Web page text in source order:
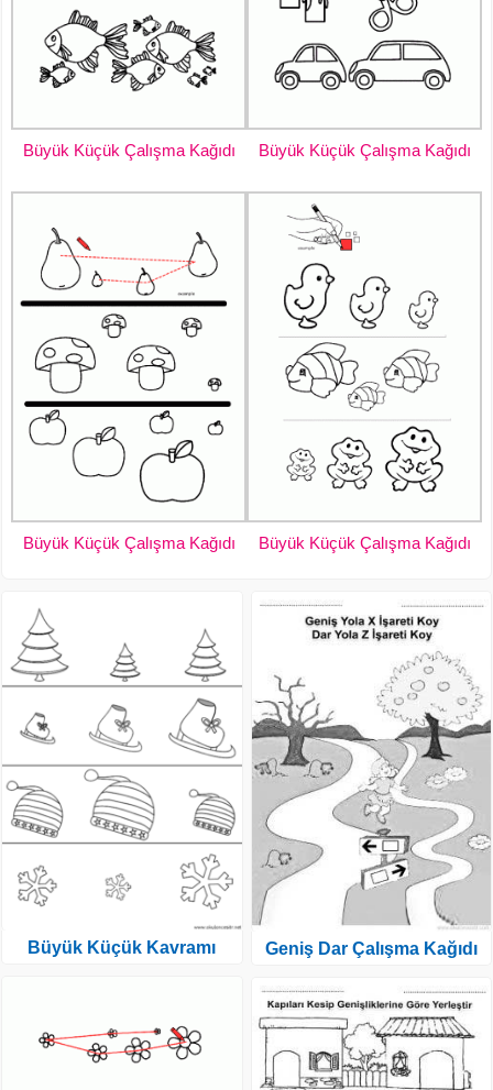
Büyük Küçük Çalışma Kağıdı Büyük Küçük Çalışma Kağıdı
Büyük Küçük Çalışma Kağıdı Büyük Küçük Çalışma Kağıdı
Büyük Küçük Kavramı Geniş Dar Çalışma Kağıdı